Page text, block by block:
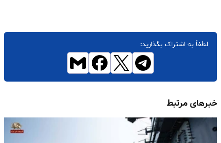
لطفاً به اشتراک بگذارید:
خبرهای مرتبط